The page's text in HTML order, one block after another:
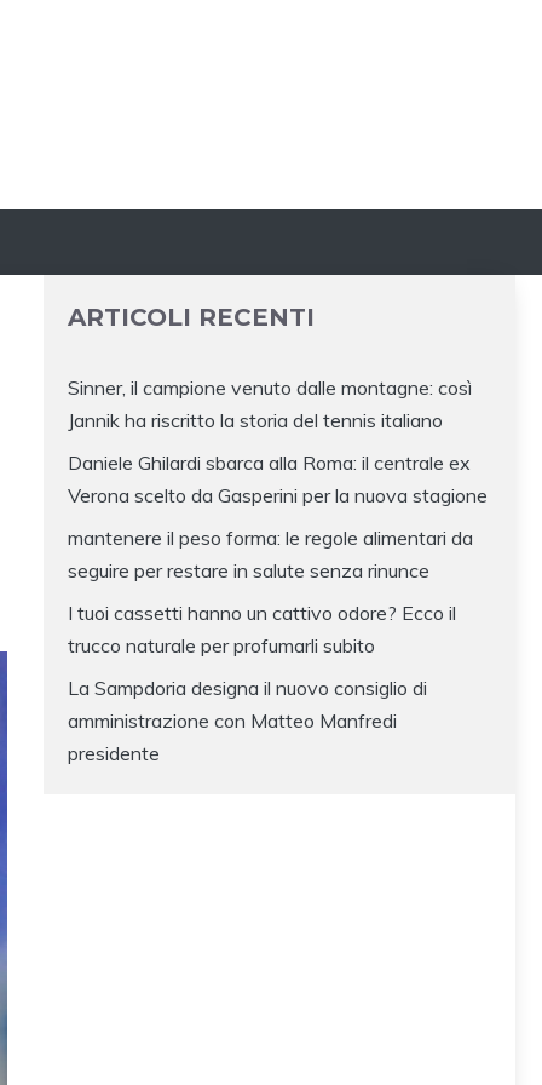
ARTICOLI RECENTI
Sinner, il campione venuto dalle montagne: così
Jannik ha riscritto la storia del tennis italiano
Daniele Ghilardi sbarca alla Roma: il centrale ex
Verona scelto da Gasperini per la nuova stagione
mantenere il peso forma: le regole alimentari da
seguire per restare in salute senza rinunce
I tuoi cassetti hanno un cattivo odore? Ecco il
trucco naturale per profumarli subito
La Sampdoria designa il nuovo consiglio di
amministrazione con Matteo Manfredi
presidente